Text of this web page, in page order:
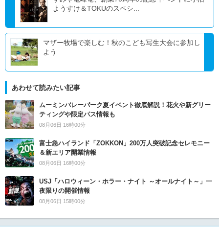
ようすけ＆TOKUのスペシ...
マザー牧場で楽しむ！秋のこども写生大会に参加し
よう
あわせて読みたい記事
ムーミンバレーパーク夏イベント徹底解説！花火や新グリー
ティングや限定パス情報も
08月06日 16時00分
富士急ハイランド「ZOKKON」200万人突破記念セレモニー
＆新エリア開業情報
08月06日 16時00分
USJ「ハロウィーン・ホラー・ナイト ～オールナイト～」一
夜限りの開催情報
08月06日 15時00分